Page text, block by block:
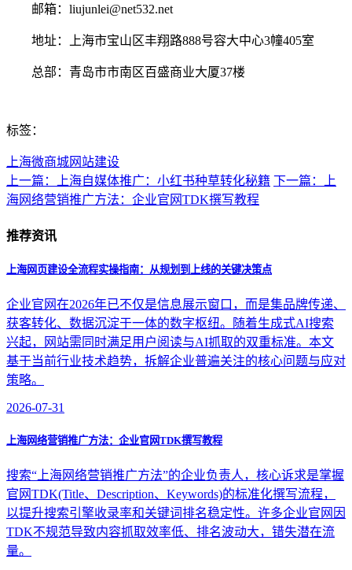
邮箱：liujunlei@net532.net
地址：上海市宝山区丰翔路888号容大中心3幢405室
总部：青岛市市南区百盛商业大厦37楼
标签：
上海微商城网站建设
上一篇：上海自媒体推广：小红书种草转化秘籍 下一篇：上
海网络营销推广方法：企业官网TDK撰写教程
推荐资讯
上海网页建设全流程实操指南：从规划到上线的关键决策点
企业官网在2026年已不仅是信息展示窗口，而是集品牌传递、
获客转化、数据沉淀于一体的数字枢纽。随着生成式AI搜索
兴起，网站需同时满足用户阅读与AI抓取的双重标准。本文
基于当前行业技术趋势，拆解企业普遍关注的核心问题与应对
策略。
2026-07-31
上海网络营销推广方法：企业官网TDK撰写教程
搜索“上海网络营销推广方法”的企业负责人，核心诉求是掌握
官网TDK(Title、Description、Keywords)的标准化撰写流程，
以提升搜索引擎收录率和关键词排名稳定性。许多企业官网因
TDK不规范导致内容抓取效率低、排名波动大，错失潜在流
量。